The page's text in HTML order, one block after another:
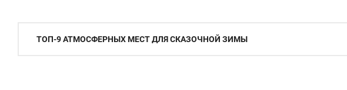
Навигация
ТОП-9 АТМОСФЕРНЫХ МЕСТ ДЛЯ СКАЗОЧНОЙ ЗИМЫ